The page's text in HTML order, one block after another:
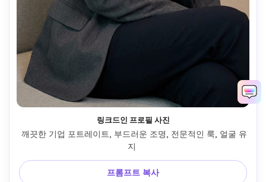
링크드인 프로필 사진
깨끗한 기업 포트레이트, 부드러운 조명, 전문적인 룩, 얼굴 유
프롬프트 복사